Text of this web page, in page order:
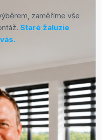
zaměříme vše
Staré žaluzie